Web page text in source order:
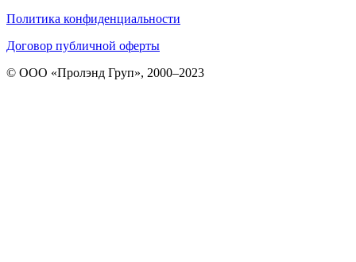
Политика конфиденциальности
Договор публичной оферты
© ООО «Пролэнд Груп», 2000–2023